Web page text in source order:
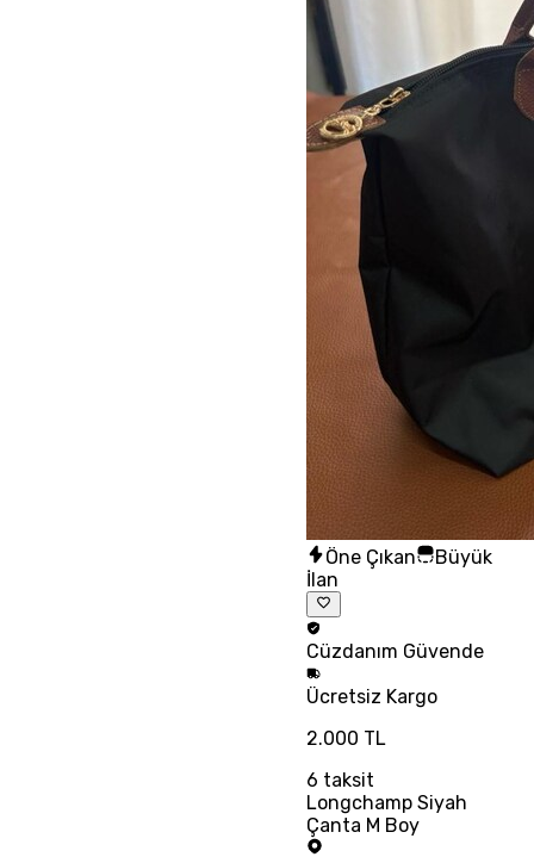
Öne Çıkan
Büyük
İlan
Cüzdanım Güvende
Ücretsiz Kargo
2.000 TL
6 taksit
Longchamp Siyah
Çanta M Boy